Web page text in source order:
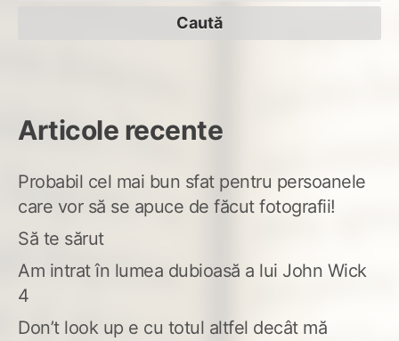
Articole recente
Probabil cel mai bun sfat pentru persoanele
care vor să se apuce de făcut fotografii!
Să te sărut
Am intrat în lumea dubioasă a lui John Wick
4
Don’t look up e cu totul altfel decât mă